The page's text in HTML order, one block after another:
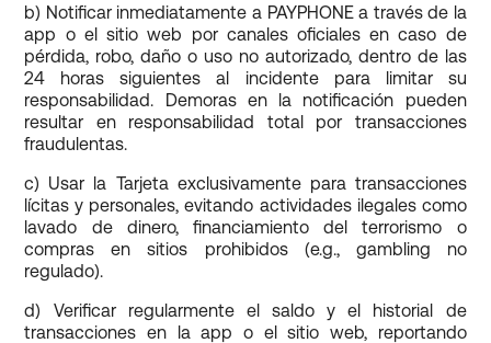
b) Notificar inmediatamente a PAYPHONE a través de la
app o el sitio web por canales oficiales en caso de
pérdida, robo, daño o uso no autorizado, dentro de las
24 horas siguientes al incidente para limitar su
responsabilidad. Demoras en la notificación pueden
resultar en responsabilidad total por transacciones
fraudulentas.
c) Usar la Tarjeta exclusivamente para transacciones
lícitas y personales, evitando actividades ilegales como
lavado de dinero, financiamiento del terrorismo o
compras en sitios prohibidos (e.g., gambling no
regulado).
d) Verificar regularmente el saldo y el historial de
transacciones en la app o el sitio web, reportando